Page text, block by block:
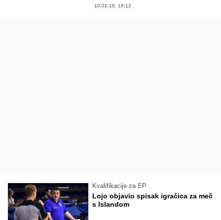
10.02.18. 19:12
Kvalifikacije za EP
Lojo objavio spisak igračica za meč
s Islandom